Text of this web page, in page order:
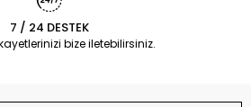
7 / 24 DESTEK
bize iletebilirsiniz.